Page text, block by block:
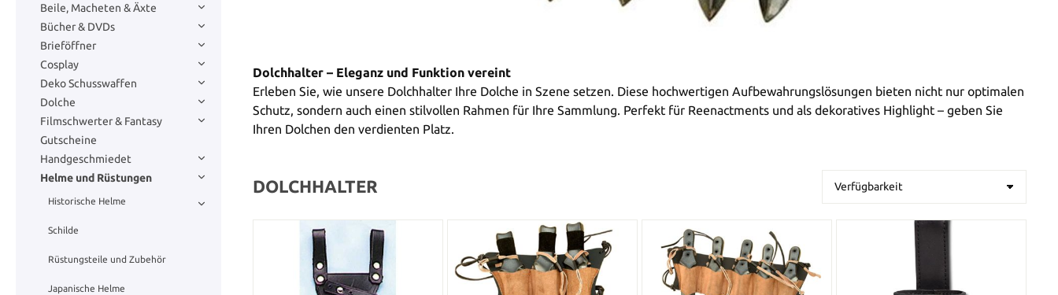
Beile, Macheten & Äxte
Bücher & DVDs
Brieföffner
Cosplay
Deko Schusswaffen
Dolche
Filmschwerter & Fantasy
Gutscheine
Handgeschmiedet
Helme und Rüstungen
Historische Helme
Schilde
Rüstungsteile und Zubehör
Japanische Helme
Dolchhalter – Eleganz und Funktion vereint
Erleben Sie, wie unsere Dolchhalter Ihre Dolche in Szene setzen. Diese hochwertigen Aufbewahrungslösungen bieten nicht nur optimalen
Schutz, sondern auch einen stilvollen Rahmen für Ihre Sammlung. Perfekt für Reenactments und als dekoratives Highlight – geben Sie
Ihren Dolchen den verdienten Platz.
DOLCHHALTER